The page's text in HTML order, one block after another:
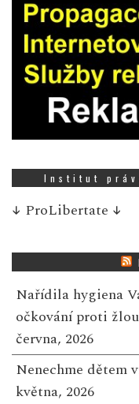
Institut
↓ ProLibertate ↓
Nařídila hygiena
očkování proti
června, 2026
Nenechme dětem
května, 2026